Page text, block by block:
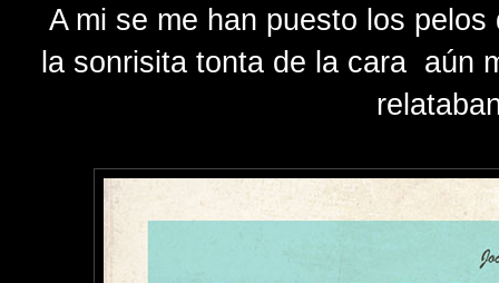
A mi se me han puesto los
la sonrisita tonta de la cara aún